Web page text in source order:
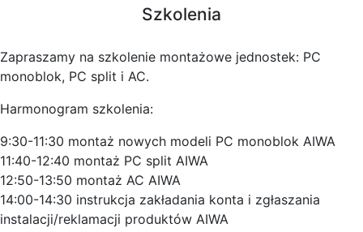
Szkolenia
Zapraszamy na szkolenie montażowe jednostek: PC
monoblok, PC split i AC.
Harmonogram szkolenia:
9:30-11:30 montaż nowych modeli PC monoblok AIWA
11:40-12:40 montaż PC split AIWA
12:50-13:50 montaż AC AIWA
14:00-14:30 instrukcja zakładania konta i zgłaszania
instalacji/reklamacji produktów AIWA